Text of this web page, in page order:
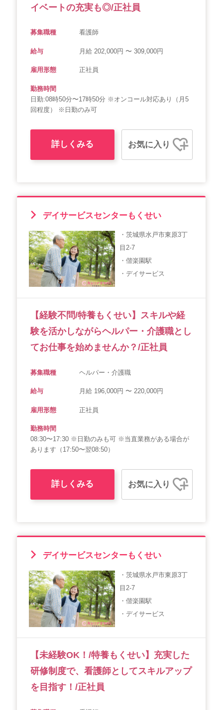
イベートの充実も◎/正社員
募集職種 看護師
給与 月給 202,000円 〜 309,000円
雇用形態 正社員
勤務時間
日勤:08時50分〜17時50分 ※オンコール対応あり（月5
回程度） ※日勤のみ可
詳しくみる お気に入り
デイサービスセンターもくせい
・茨城県水戸市東原3丁
目2-7
・偕楽園駅
・デイサービス
【経験不問/特養もくせい】スキルや経
験を活かしながらヘルパー・介護職とし
てお仕事を始めませんか？/正社員
募集職種 ヘルパー・介護職
給与 月給 196,000円 〜 220,000円
雇用形態 正社員
勤務時間
08:30〜17:30 ※日勤のみも可 ※当直業務がある場合が
あります（17:50〜翌08:50）
詳しくみる お気に入り
デイサービスセンターもくせい
・茨城県水戸市東原3丁
目2-7
・偕楽園駅
・デイサービス
【未経験OK！/特養もくせい】充実した
研修制度で、看護師としてスキルアップ
を目指す！/正社員